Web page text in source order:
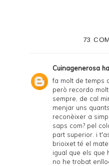
73
Cuinagenerosa
fa molt de temps
però recordo
sempre, de cal
menjar uns
reconèixer a
saps com? pel
part superior. i
brioixet té el
igual que els que
no he trobat